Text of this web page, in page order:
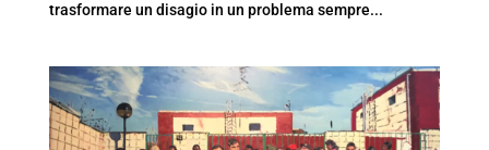
trasformare un disagio in un problema sempre...